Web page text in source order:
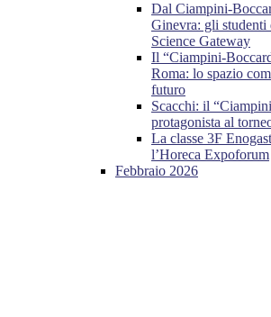
Dal Ciampini-
Ginevra: gli studenti
Science Gateway
Il “Ciampini-
Roma: lo spazio
futuro
Scacchi: il
protagonista al
La classe 3F
l’Horeca Expoforum
Febbraio 2026